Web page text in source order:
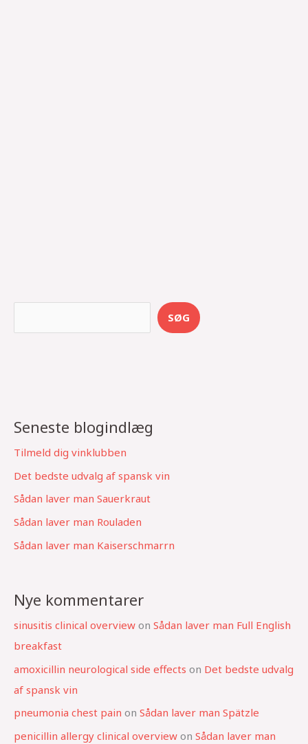
e
SØG
Seneste blogindlæg
Tilmeld dig vinklubben
Det bedste udvalg af spansk vin
Sådan laver man Sauerkraut
Sådan laver man Rouladen
Sådan laver man Kaiserschmarrn
Nye kommentarer
sinusitis clinical overview on Sådan laver man Full English
breakfast
amoxicillin neurological side effects on Det bedste udvalg
af spansk vin
pneumonia chest pain on Sådan laver man Spätzle
penicillin allergy clinical overview on Sådan laver man